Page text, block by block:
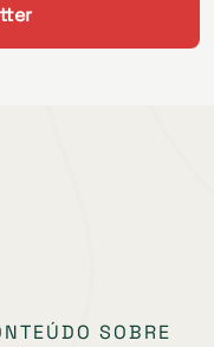
SOBRE